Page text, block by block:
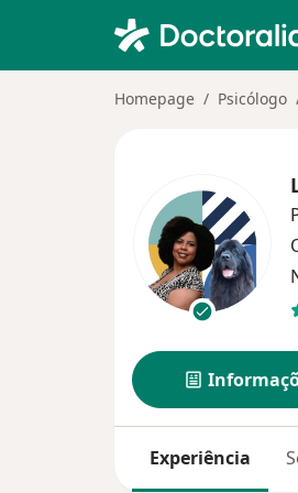
Homepage Psicólogo
Experiência